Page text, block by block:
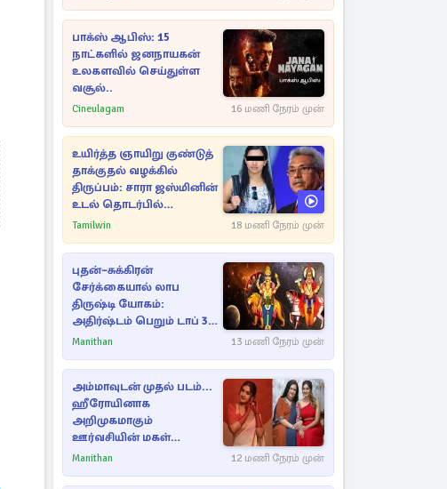
பாக்ஸ் ஆபிஸ்: 15
நாட்களில் ஜனநாயகன்
உலகளவில் செய்துள்ள
வசூல்..
Cineulagam 16 மணி நேரம் முன்
உயிர்த்த ஞாயிறு குண்டுத்
தாக்குதல் வழக்கில்
திருப்பம்: சாரா ஜஸ்மினின்
உடல் தொடர்பில்
நீதிமன்றத்தில் வெளியான
Tamilwin 18 மணி நேரம் முன்
புதன்–சுக்கிரன்
சேர்க்கையால் லாப
திருஷ்டி யோகம்:
அதிர்ஷ்டம் பெறும் டாப் 3
ராசிகள்!
Manithan 13 மணி நேரம் முன்
அம்மாவுடன் முதல் படம்...
ஹீரோயினாக
அறிமுகமாகும்
ஊர்வசியின் மகள்
தேஜலட்சுமி!
Manithan 12 மணி நேரம் முன்